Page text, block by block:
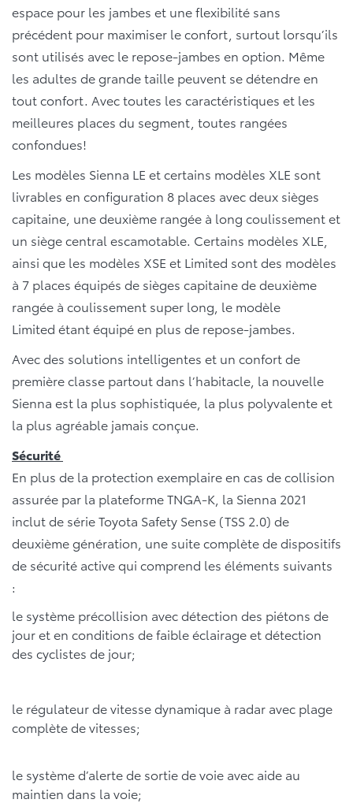
espace pour les jambes et une flexibilité sans
précédent pour maximiser le confort, surtout lorsqu’ils
sont utilisés avec le repose-jambes en option. Même
les adultes de grande taille peuvent se détendre en
tout confort. Avec toutes les caractéristiques et les
meilleures places du segment, toutes rangées
confondues!
Les modèles Sienna LE et certains modèles XLE sont
livrables en configuration 8 places avec deux sièges
capitaine, une deuxième rangée à long coulissement et
un siège central escamotable. Certains modèles XLE,
ainsi que les modèles XSE et Limited sont des modèles
à 7 places équipés de sièges capitaine de deuxième
rangée à coulissement super long, le modèle
Limited étant équipé en plus de repose-jambes.
Avec des solutions intelligentes et un confort de
première classe partout dans l’habitacle, la nouvelle
Sienna est la plus sophistiquée, la plus polyvalente et
la plus agréable jamais conçue.
Sécurité
En plus de la protection exemplaire en cas de collision
assurée par la plateforme TNGA-K, la Sienna 2021
inclut de série Toyota Safety Sense (TSS 2.0) de
deuxième génération, une suite complète de dispositifs
de sécurité active qui comprend les éléments suivants
:
le système précollision avec détection des piétons de
jour et en conditions de faible éclairage et détection
des cyclistes de jour;
le régulateur de vitesse dynamique à radar avec plage
complète de vitesses;
le système d’alerte de sortie de voie avec aide au
maintien dans la voie;